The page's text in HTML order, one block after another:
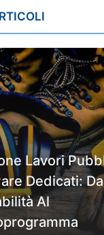
Lavori
Dedicati:
Al